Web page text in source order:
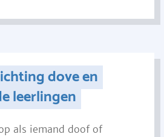
dove en
leerlingen
als iemand doof of